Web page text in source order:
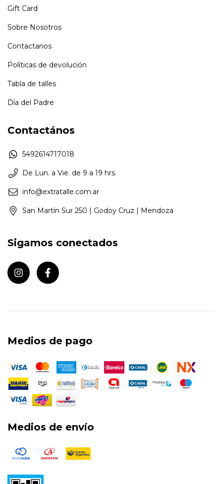
Gift Card
Sobre Nosotros
Contactanos
Políticas de devolución
Tabla de talles
Día del Padre
Contactános
5492614717018
De Lun. a Vie. de 9 a 19 hrs.
info@extratalle.com.ar
San Martín Sur 250 | Godoy Cruz | Mendoza
Sigamos conectados
Medios de pago
Medios de envío